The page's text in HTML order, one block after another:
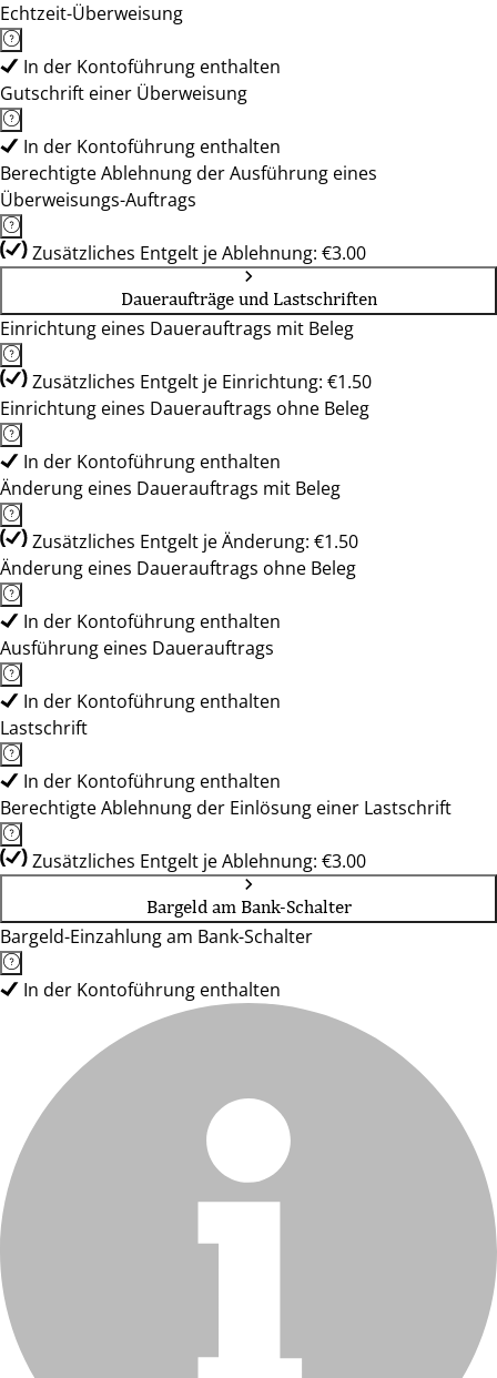
Echtzeit-Überweisung
In der Kontoführung enthalten
Gutschrift einer Überweisung
In der Kontoführung enthalten
Berechtigte Ablehnung der Ausführung eines
Überweisungs-Auftrags
Zusätzliches Entgelt je Ablehnung: €3.00
Daueraufträge und Lastschriften
Einrichtung eines Dauerauftrags mit Beleg
Zusätzliches Entgelt je Einrichtung: €1.50
Einrichtung eines Dauerauftrags ohne Beleg
In der Kontoführung enthalten
Änderung eines Dauerauftrags mit Beleg
Zusätzliches Entgelt je Änderung: €1.50
Änderung eines Dauerauftrags ohne Beleg
In der Kontoführung enthalten
Ausführung eines Dauerauftrags
In der Kontoführung enthalten
Lastschrift
In der Kontoführung enthalten
Berechtigte Ablehnung der Einlösung einer Lastschrift
Zusätzliches Entgelt je Ablehnung: €3.00
Bargeld am Bank-Schalter
Bargeld-Einzahlung am Bank-Schalter
In der Kontoführung enthalten